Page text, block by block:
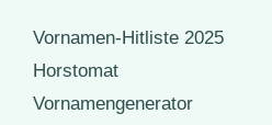
Vornamen-Hitliste 2025
Horstomat
Vornamengenerator